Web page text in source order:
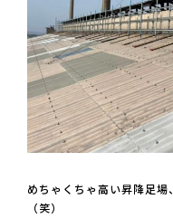
めちゃくちゃ高い昇降足
（笑）